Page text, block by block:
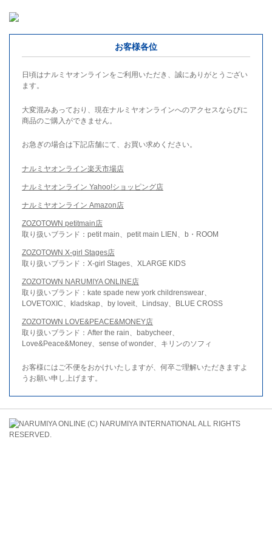
お客様各位
日頃はナルミヤオンラインをご利用いただき、誠にありがとうござい
ます。
大変混みあっており、現在ナルミヤオンラインへのアクセスならびに
商品のご購入ができません。
お急ぎの場合は下記店舗にて、お買い求めください。
ナルミヤオンライン楽天市場店
ナルミヤオンライン Yahoo!ショッピング店
ナルミヤオンライン Amazon店
ZOZOTOWN petitmain店
取り扱いブランド：petit main、petit main LIEN、b・ROOM
ZOZOTOWN X-girl Stages店
取り扱いブランド：X-girl Stages、XLARGE KIDS
ZOZOTOWN NARUMIYA ONLINE店
取り扱いブランド：kate spade new york childrenswear、
LOVETOXIC、kladskap、by loveit、Lindsay、BLUE CROSS
ZOZOTOWN LOVE&PEACE&MONEY店
取り扱いブランド：After the rain、babycheer、
Love&Peace&Money、sense of wonder、キリンのソフィ
お客様にはご不便をおかけいたしますが、何卒ご理解いただきますよ
うお願い申し上げます。